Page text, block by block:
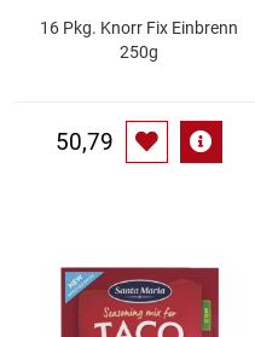
Service
16 Pkg. Knorr Fix Einbrenn
250g
50,79